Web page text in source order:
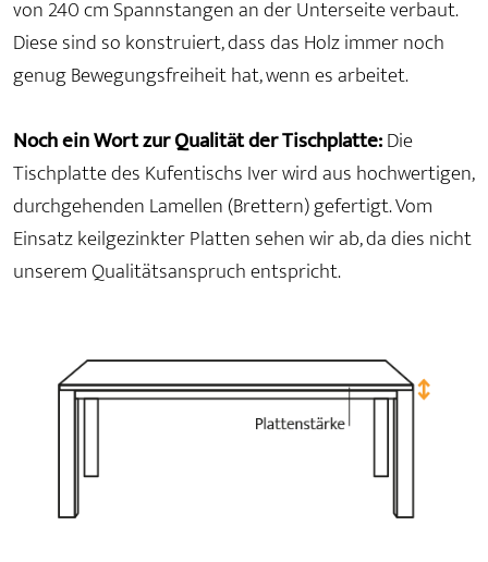
von 240 cm Spannstangen an der Unterseite verbaut.
Diese sind so konstruiert, dass das Holz immer noch
genug Bewegungsfreiheit hat, wenn es arbeitet.
Noch ein Wort zur Qualität der Tischplatte:Die
Tischplatte des Kufentischs Iver wird aus hochwertigen,
durchgehenden Lamellen (Brettern) gefertigt. Vom
Einsatz keilgezinkter Platten sehen wir ab, da dies nicht
unserem Qualitätsanspruch entspricht.